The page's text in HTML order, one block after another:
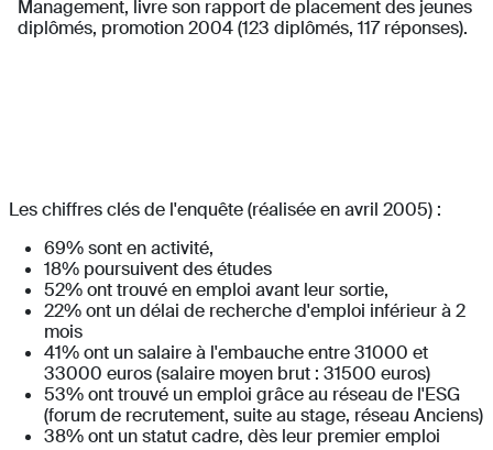
Management, livre son rapport de placement des jeunes
diplômés, promotion 2004 (123 diplômés, 117 réponses).
Les chiffres clés de l'enquête (réalisée en avril 2005) :
69% sont en activité,
18% poursuivent des études
52% ont trouvé en emploi avant leur sortie,
22% ont un délai de recherche d'emploi inférieur à 2
mois
41% ont un salaire à l'embauche entre 31000 et
33000 euros (salaire moyen brut : 31500 euros)
53% ont trouvé un emploi grâce au réseau de l'ESG
(forum de recrutement, suite au stage, réseau Anciens)
38% ont un statut cadre, dès leur premier emploi